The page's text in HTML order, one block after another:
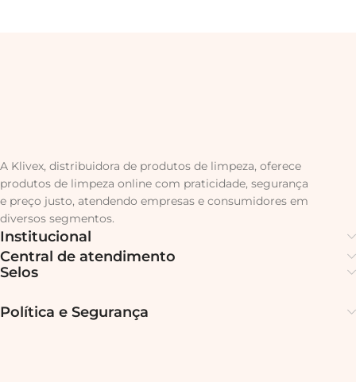
A Klivex, distribuidora de produtos de limpeza, oferece
produtos de limpeza online com praticidade, segurança
e preço justo, atendendo empresas e consumidores em
diversos segmentos.
Institucional
Central de atendimento
Selos
Política e Segurança